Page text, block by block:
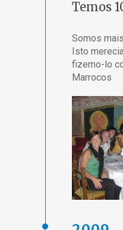
Temos
Somos
Isto
fizemo-lo
Marrocos